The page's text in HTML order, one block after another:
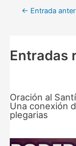
Navegación
← Entrada
Entradas
Oración al
Una conexión
plegarias